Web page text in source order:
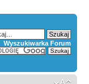
Wyszukiwarka Forum